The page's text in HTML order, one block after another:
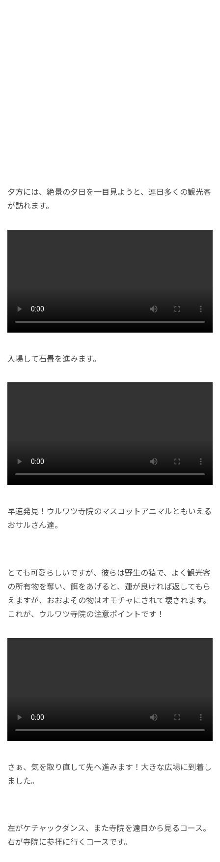
夕方には、絶景の夕日を一目見ようと、連日多くの観光客
が訪れます。
入場して石畳を進みます。
早速発見！ウルワツ寺院のマスコットアニマルともいえる
おサルさん達。
とても可愛らしいですが、彼らは野生の猿で、よく観光客
の所有物を奪い、餌をあげると、運が良ければ返してもら
えますが、おおよその物はオモチャにされて壊されます。
これが、ウルワツ寺院の注意ポイントです！
さぁ、気を取り直して先へ進みます！大きな広場に到着し
ました。
左がケチャックダンス、また寺院を遠目から見るコース。
右が寺院に参拝に行くコースです。